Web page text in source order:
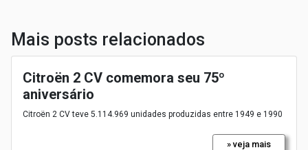
Mais posts relacionados
Citroën 2 CV comemora seu 75º
aniversário
Citroën 2 CV teve 5.114.969 unidades produzidas entre 1949 e 1990
» veja mais